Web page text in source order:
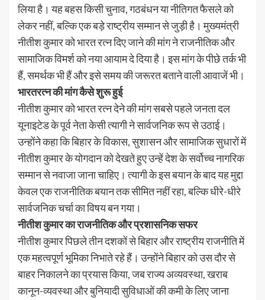
लिया है। यह बहस किसी चुनाव, गठबंधन या नीतिगत फैसले को
लेकर नहीं, बल्कि एक बड़े राष्ट्रीय सम्मान से जुड़ी है। मुख्यमंत्री
नीतीश कुमार को भारत रत्न दिए जाने की मांग ने राजनीतिक और
सामाजिक विमर्श को नया आयाम दे दिया है। इस मांग के पीछे तर्क भी
हैं, समर्थक भी हैं और इसे समय की जरूरत बताने वाली आवाजें भी।
भारतरत्न की मांग कैसे शुरू हुई
नीतीश कुमार को भारत रत्न देने की मांग सबसे पहले जनता दल
यूनाइटेड के पूर्व नेता केसी त्यागी ने सार्वजनिक रूप से उठाई।
उन्होंने कहा कि बिहार के विकास, सुशासन और सामाजिक सुधारों में
नीतीश कुमार के योगदान को देखते हुए उन्हें देश के सर्वोच्च नागरिक
सम्मान से नवाजा जाना चाहिए। त्यागी के इस बयान के बाद यह मुद्दा
केवल एक राजनीतिक बयान तक सीमित नहीं रहा, बल्कि धीरे-धीरे
सार्वजनिक चर्चा का विषय बन गया।
नीतीश कुमार का राजनीतिक और प्रशासनिक सफर
नीतीश कुमार पिछले तीन दशकों से बिहार और राष्ट्रीय राजनीति में
एक महत्वपूर्ण भूमिका निभाते रहे हैं। उन्होंने बिहार को उस दौर से
बाहर निकालने का प्रयास किया, जब राज्य अव्यवस्था, खराब
कानून-व्यवस्था और बुनियादी सुविधाओं की कमी के लिए जाना